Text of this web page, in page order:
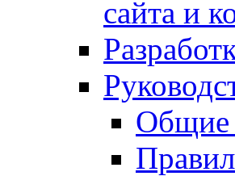
сайта и
Общие